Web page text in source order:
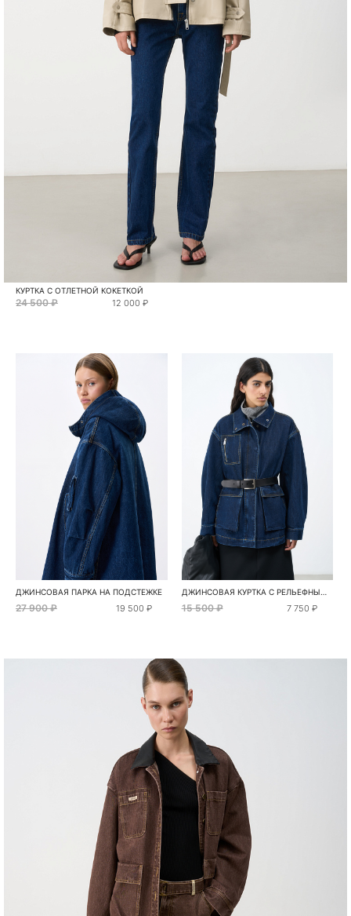
КУРТКА С ОТЛЕТНОЙ КОКЕТКОЙ
24 500 ₽ 12 000 ₽
ДЖИНСОВАЯ ПАРКА НА ПОДСТЕЖКЕ
27 900 ₽ 19 500 ₽
ДЖИНСОВАЯ КУРТКА С РЕЛЬЕФНЫМИ ШВАМИ
15 500 ₽ 7 750 ₽